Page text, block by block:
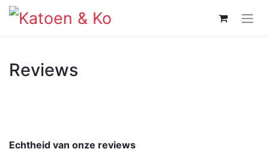
Reviews
Echtheid van onze reviews